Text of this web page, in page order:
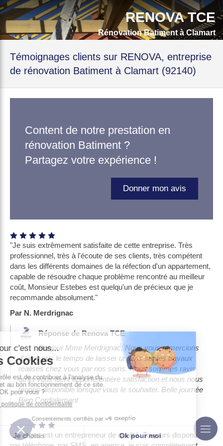
RENOVA TCE
Rénovation Batiment à Clamart
Témoignages clients sur RENOVA, entreprise
de rénovation Batiment à Clamart (92140)
Content de notre prestation en
rénovation Batiment ?
Partagez votre expérience !
Donner mon avis
"Je suis extrêmement satisfaite de cette entreprise. Très
professionnel, très à l'écoute de ses clients, très compétent
dans les différents domaines de la réfection d'un appartement,
capable de résoudre chaque problème rencontré au meilleur
coût, Monsieur Estebes est quelqu'un de précieux que je
recommande absolument."
Par N. Merdrignac
Réponse de Renova TCE
Bonjour Mme Merdrignac, Nous vous remercions
d'avoir pris le temps de laisser un avis sur les travaux
réalisés chez vous par nos soins. Nous sommes ravis
qu'ils vous aient apporté entière satisfaction et nous nous
tenons disponible lorsque vous le souhaiter. Belle journée
Bien Cordialement
"Georges est un entrepreneur de qualité. Toujours disponible